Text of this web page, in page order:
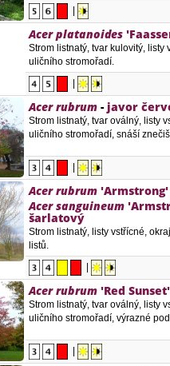
Acer platanoides
Strom listnatý, tvar kulovitý,
uličního stromořadí.
Acer rubrum - javor
Strom listnatý, tvar oválný, listy
uličního stromořadí, snáší
Acer rubrum 'Armstrong'
Acer sanguineum
šarlatový
Strom listnatý, listy vstřícné,
listů.
Acer rubrum 'Red Sunset'
Strom listnatý, tvar oválný, listy
uličního stromořadí, výrazné